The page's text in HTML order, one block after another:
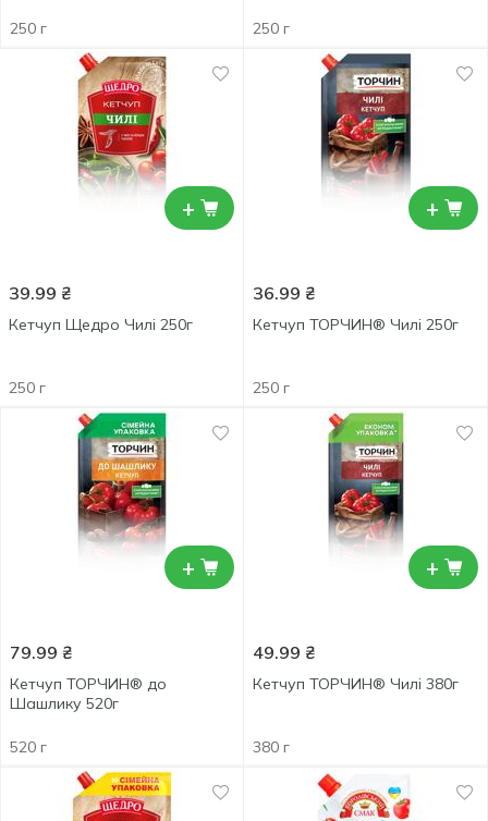
250 г 250 г
+
39.99 ₴
Кетчуп Щедро Чилі 250г
250 г
+
36.99 ₴
Кетчуп ТОРЧИН® Чилі 250г
250 г
+
79.99 ₴
Кетчуп ТОРЧИН® до
Шашлику 520г
520 г
+
49.99 ₴
Кетчуп ТОРЧИН® Чилі 380г
380 г